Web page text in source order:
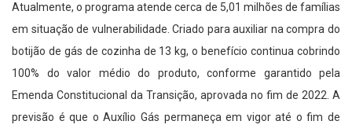
Atualmente, o programa atende cerca de 5,01 milhões de famílias
em situação de vulnerabilidade. Criado para auxiliar na compra do
botijão de gás de cozinha de 13 kg, o benefício continua cobrindo
100% do valor médio do produto, conforme garantido pela
Emenda Constitucional da Transição, aprovada no fim de 2022. A
previsão é que o Auxílio Gás permaneça em vigor até o fim de